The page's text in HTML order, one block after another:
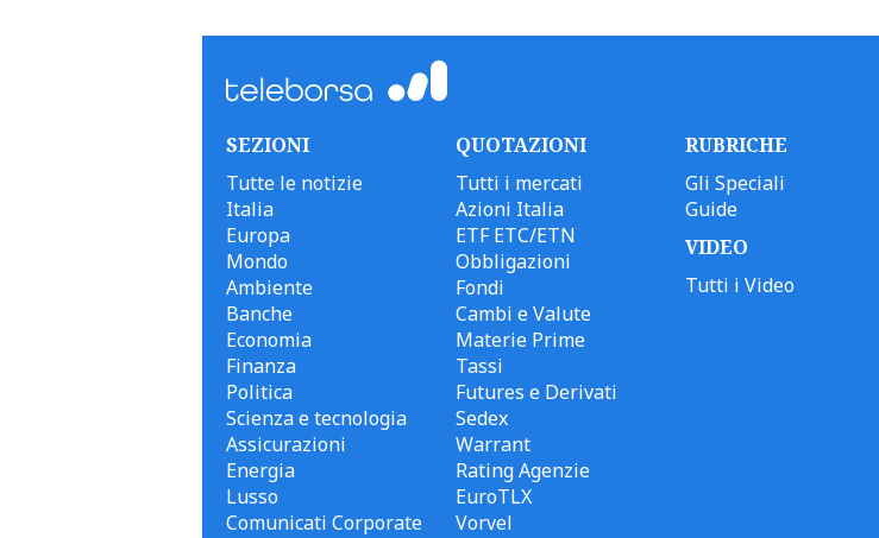
SEZIONI
Tutte le notizie
Italia
Europa
Mondo
Ambiente
Banche
Economia
Finanza
Politica
Scienza e tecnologia
Assicurazioni
Energia
Lusso
Comunicati Corporate
QUOTAZIONI
Tutti i mercati
Azioni Italia
ETF ETC/ETN
Obbligazioni
Fondi
Cambi e Valute
Materie Prime
Tassi
Futures e Derivati
Sedex
Warrant
Rating Agenzie
EuroTLX
Vorvel
RUBRICHE
Gli Speciali
Guide
VIDEO
Tutti i Video